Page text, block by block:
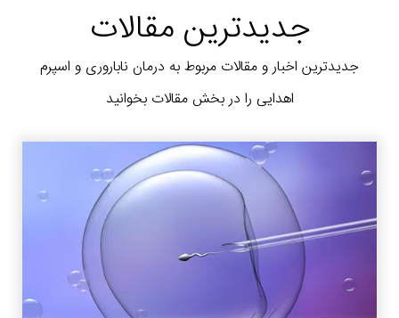
جدیدترین مقالات
جدیدترین اخبار و مقالات مربوط به درمان ناباروری و اسپرم
اهدایی را در بخش مقالات بخوانید